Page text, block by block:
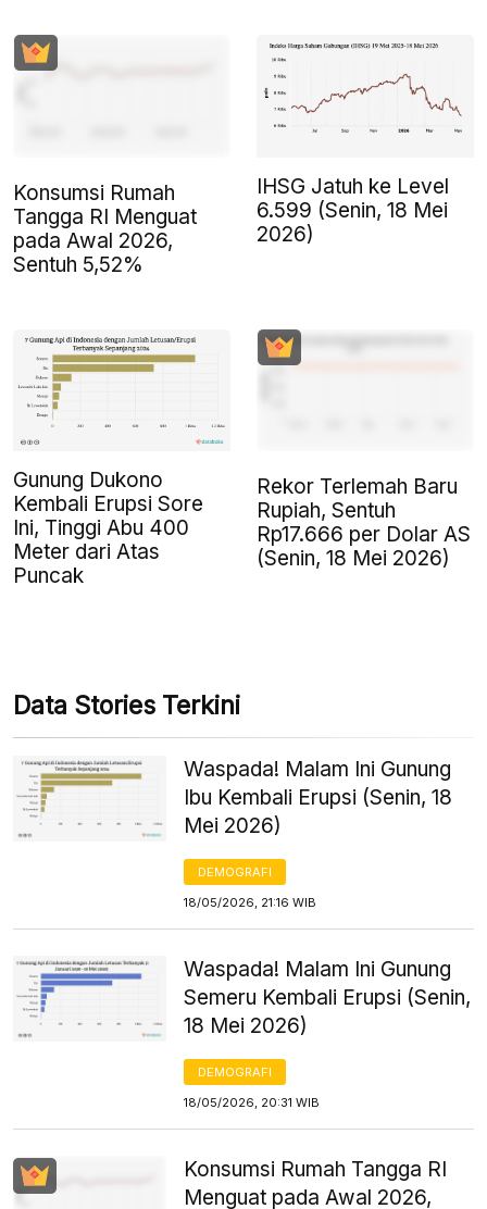
Konsumsi Rumah
Tangga RI Menguat
pada Awal 2026,
Sentuh 5,52%
IHSG Jatuh ke Level
6.599 (Senin, 18 Mei
2026)
Gunung Dukono
Kembali Erupsi Sore
Ini, Tinggi Abu 400
Meter dari Atas
Puncak
Rekor Terlemah Baru
Rupiah, Sentuh
Rp17.666 per Dolar AS
(Senin, 18 Mei 2026)
Data Stories Terkini
Waspada! Malam Ini Gunung
Ibu Kembali Erupsi (Senin, 18
Mei 2026)
DEMOGRAFI
18/05/2026, 21:16 WIB
Waspada! Malam Ini Gunung
Semeru Kembali Erupsi (Senin,
18 Mei 2026)
DEMOGRAFI
18/05/2026, 20:31 WIB
Konsumsi Rumah Tangga RI
Menguat pada Awal 2026,